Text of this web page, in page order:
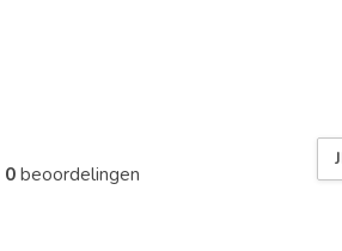
0beoordelingen